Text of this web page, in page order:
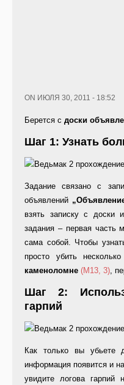
ON ИЮЛЯ 30, 2011 - 18:52
Берется с доски
Шаг 1: Узнать
Задание связано с
объявлений
взять записку с доски
задания – первая часть
сама собой. Чтобы
просто убить
каменоломне (M13, 3),
Шаг 2:
гарпий
Как только вы убьете
информация появится и
увидите логова